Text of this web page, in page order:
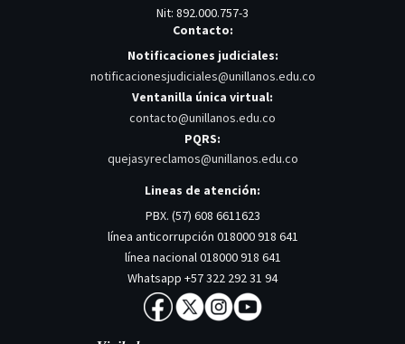
Nit: 892.000.757-3
Contacto:
Notificaciones judiciales:
notificacionesjudiciales@unillanos.edu.co
Ventanilla única virtual:
contacto@unillanos.edu.co
PQRS:
quejasyreclamos@unillanos.edu.co
Lineas de atención:
PBX. (57) 608 6611623
línea anticorrupción 018000 918 641
línea nacional 018000 918 641
Whatsapp +57 322 292 31 94